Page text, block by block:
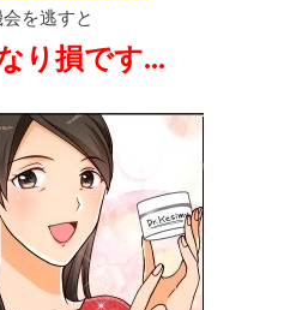
を逃すと
り損です…